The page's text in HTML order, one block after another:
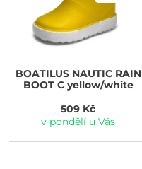
BOATILUSNAUTIC RAIN
BOOT C yellow/white
509 Kč
v pondělí u Vás